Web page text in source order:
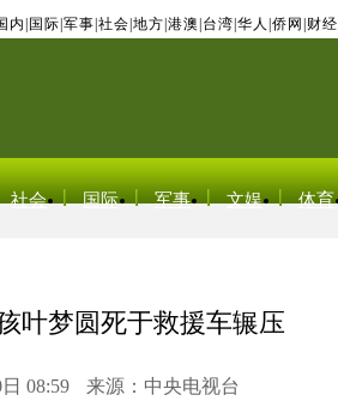
内 国际 军事 社会 地方 港澳 台湾 华人 侨网 财经
社会 国际 军事 文娱 体育
叶梦圆死于救援车辗压
08:59 来源：中央电视台